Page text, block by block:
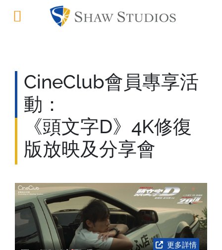
CineClub會員專享活
動：
《頭文字D》4K修復
版 放映及分享會
更多詳情